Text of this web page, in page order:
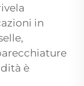
in
è